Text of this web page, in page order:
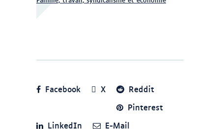
Facebook X
Reddit
Pinterest
LinkedIn
E-Mail